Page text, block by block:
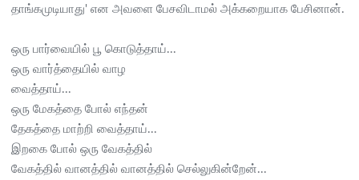
தாங்கமுடியாது' என அவளை பேசவிடாமல் அக்கறையாக பேசினான்.
ஒரு பார்வையில் பூ கொடுத்தாய்...
ஒரு வார்த்தையில் வாழ
வைத்தாய்...
ஒரு மேகத்தை போல் எந்தன்
தேகத்தை மாற்றி வைத்தாய்...
இறகை போல் ஒரு வேகத்தில்
வேகத்தில் வானத்தில் வானத்தில் செல்லுகின்றேன்...